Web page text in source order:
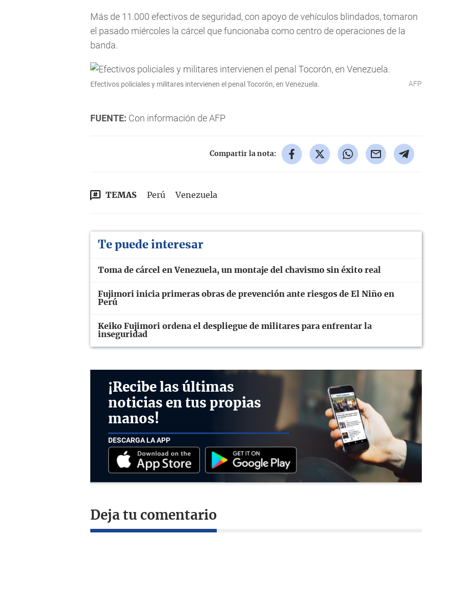
Más de 11.000 efectivos de seguridad, con apoyo de vehículos blindados, tomaron
el pasado miércoles la cárcel que funcionaba como centro de operaciones de la
banda.
Efectivos policiales y militares intervienen el penal Tocorón, en Venezuela. AFP
FUENTE: Con información de AFP
Compartir la nota:
TEMAS Perú Venezuela
Te puede interesar
Toma de cárcel en Venezuela, un montaje del chavismo sin éxito real
Fujimori inicia primeras obras de prevención ante riesgos de El Niño en
Perú
Keiko Fujimori ordena el despliegue de militares para enfrentar la
inseguridad
¡Recibe las últimas
noticias en tus propias
manos!
DESCARGA LA APP
Deja tu comentario